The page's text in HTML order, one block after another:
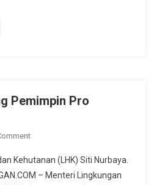
Pemimpin Pro
On
LHK
Dorong
Kehutanan (LHK) Siti Nurbaya.
– Menteri Lingkungan